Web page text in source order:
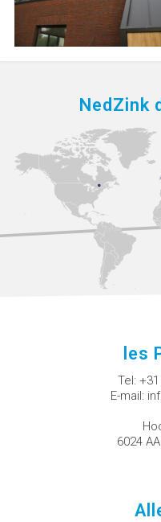
NedZink
les
Tel:
E-mail:
6024